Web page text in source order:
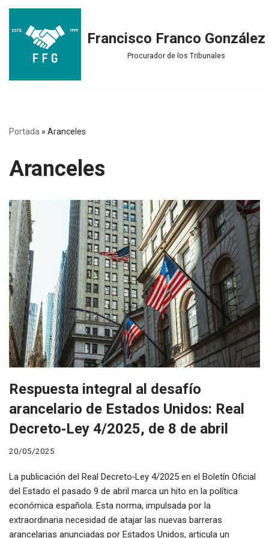
Saltar
contenido
Francisco Franco González
Procurador de los Tribunales
Portada » Aranceles
Aranceles
Respuesta integral al desafío
arancelario de Estados Unidos: Real
Decreto‑Ley 4/2025, de 8 de abril
20/05/2025
La publicación del Real Decreto‑Ley 4/2025 en el Boletín Oficial
del Estado el pasado 9 de abril marca un hito en la política
económica española. Esta norma, impulsada por la
extraordinaria necesidad de atajar las nuevas barreras
arancelarias anunciadas por Estados Unidos, articula un